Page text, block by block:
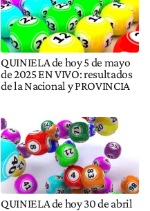
QUINIELA de hoy 5 de mayo
de 2025 EN VIVO: resultados
de la Nacional y PROVINCIA
QUINIELA de hoy 30 de abril